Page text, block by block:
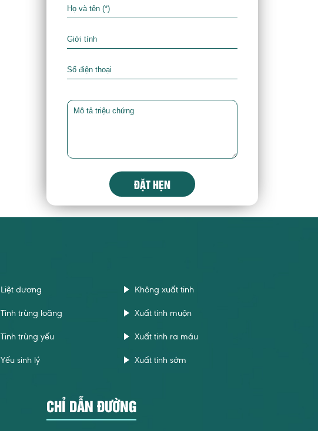
ĐẶT HẸN
Liệt dương
Tinh trùng loãng
Tinh trùng yếu
Yếu sinh lý
Không xuất tinh
Xuất tinh muộn
Xuất tinh ra máu
Xuất tinh sớm
CHỈ DẪN ĐƯỜNG